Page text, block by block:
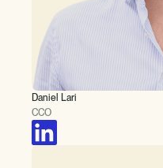
Daniel Lari
CCO